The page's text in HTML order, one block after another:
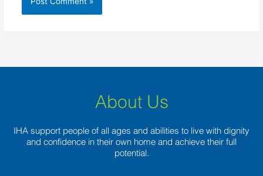
About Us
IHA support people of all ages and abilities to live with dignity
and confidence in their own home and achieve their full
potential.